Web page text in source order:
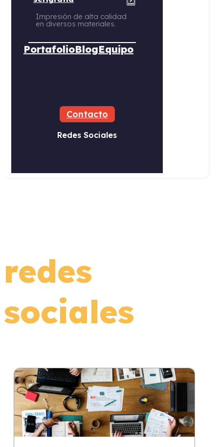
Impresión de alta calidad
en diversos materiales.
PortafolioBlogEquipo
Contacto
Redes Sociales
redes
sociales